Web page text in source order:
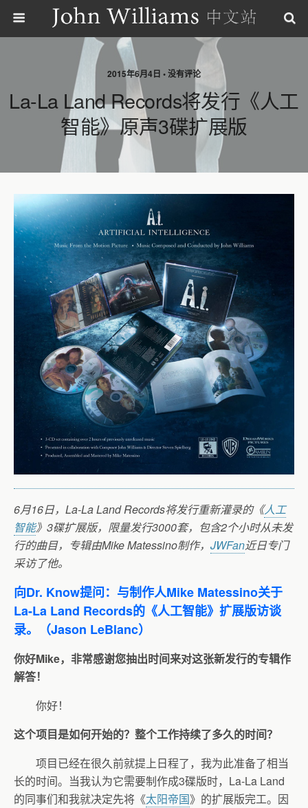
2015年6月4日 • 没有评论
La-La Land Records将发行《人工
智能》原声3碟扩展版
6月16日，La-La Land Records将发行重新灌录的《人工
智能》3碟扩展版，限量发行3000套，包含2个小时从未发
行的曲目，专辑由Mike Matessino制作， JWFan近日专门
采访了他。
向Dr. Know提问：与制作人Mike Matessino关于
La-La Land Records的《人工智能》扩展版访谈
录。（Jason LeBlanc）
你好Mike，非常感谢您抽出时间来对这张新发行的专辑作
解答！
你好！
这个项目是如何开始的？整个工作持续了多久的时间？
项目已经在很久前就提上日程了，我为此准备了相当
长的时间。当我认为它需要制作成3碟版时，La-La Land
的同事们和我就决定先将《太阳帝国》的扩展版完工。因